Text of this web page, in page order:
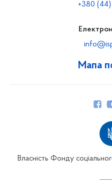
Мапа
+380 (44)
Власність Фонду